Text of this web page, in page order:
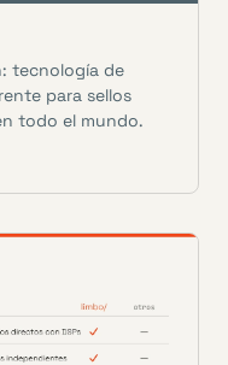
tecnología de
para sellos
todo el mundo.